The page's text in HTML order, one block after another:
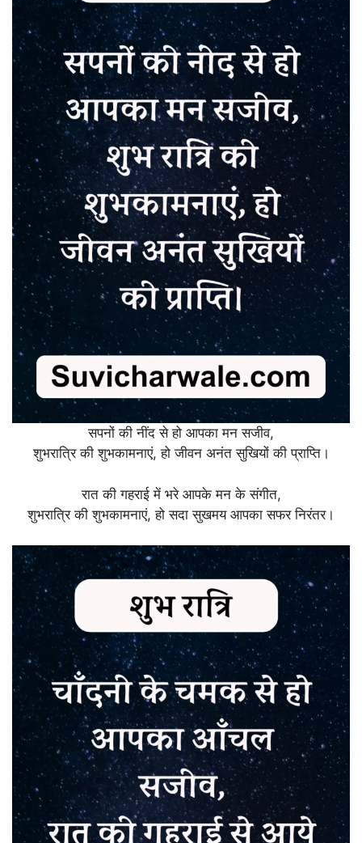
सपनों की नींद से हो आपका मन सजीव,
शुभरात्रि की शुभकामनाएं, हो जीवन अनंत सुखियों की प्राप्ति।
रात की गहराई में भरे आपके मन के संगीत,
शुभरात्रि की शुभकामनाएं, हो सदा सुखमय आपका सफर निरंतर।